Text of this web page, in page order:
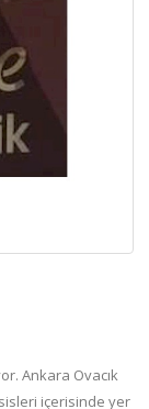
Ankara Ovacık
içerisinde yer